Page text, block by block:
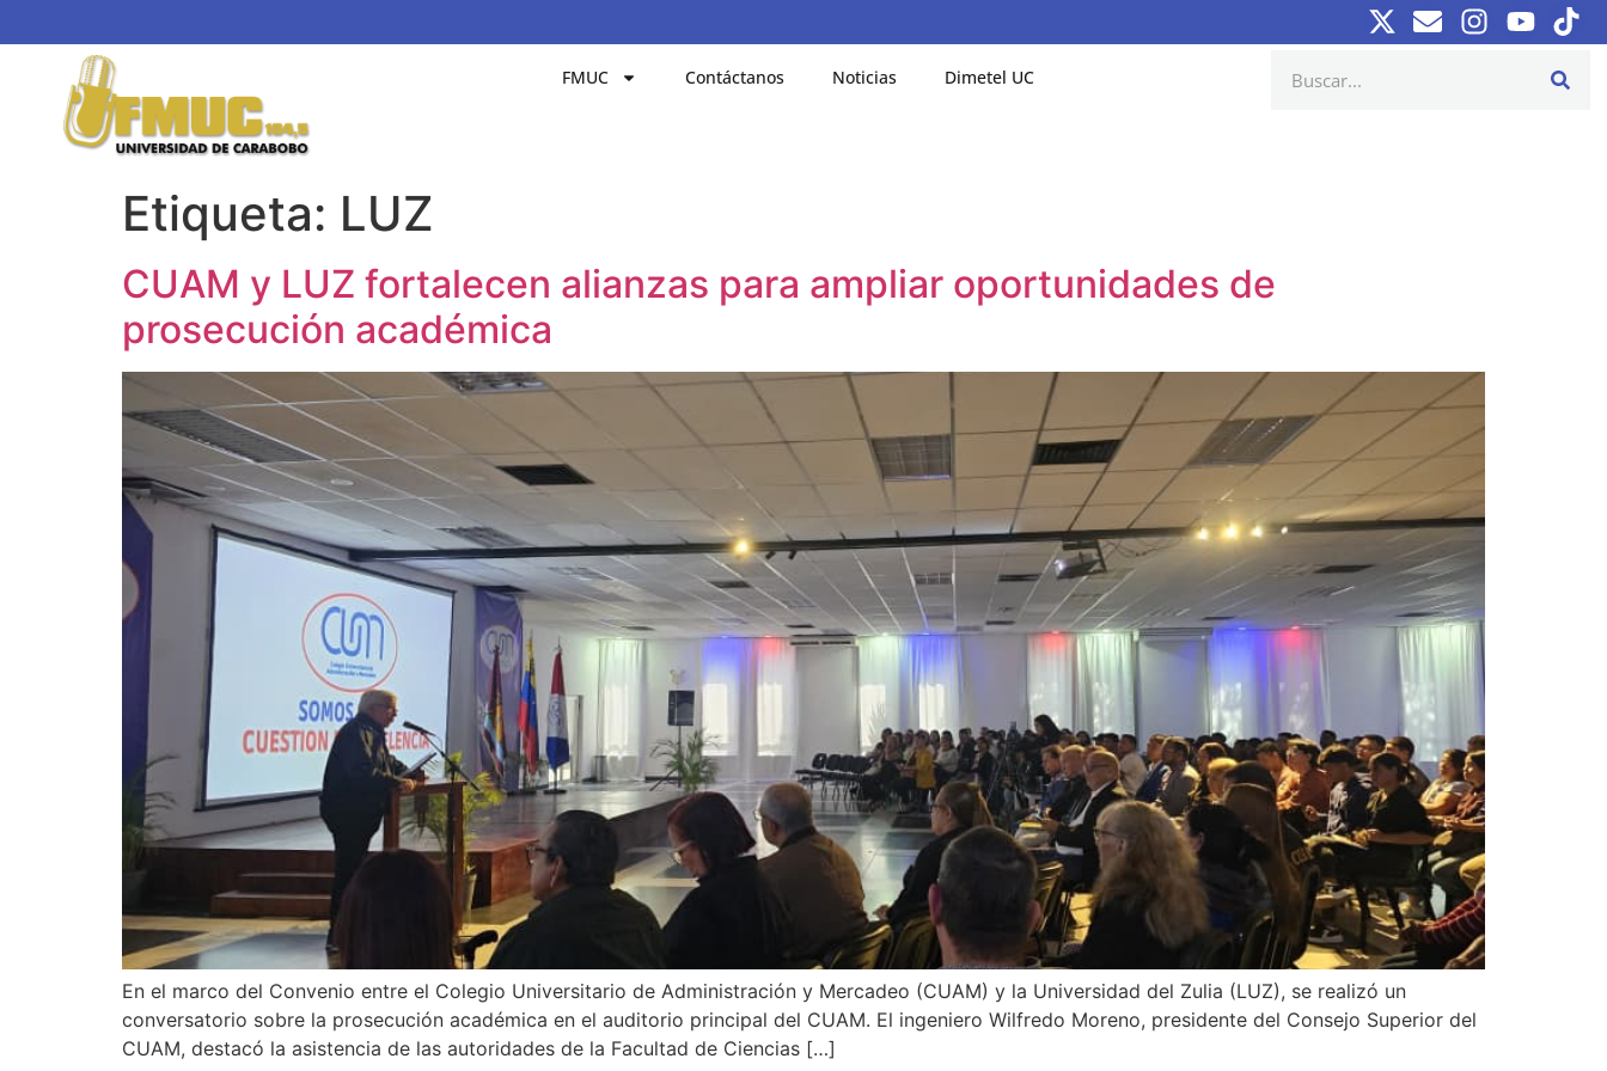
FMUC Contáctanos Noticias Dimetel UC
Etiqueta: LUZ
CUAM y LUZ fortalecen alianzas para ampliar oportunidades de
prosecución académica
En el marco del Convenio entre el Colegio Universitario de Administración y Mercadeo (CUAM) y la Universidad del Zulia (LUZ), se realizó un
conversatorio sobre la prosecución académica en el auditorio principal del CUAM. El ingeniero Wilfredo Moreno, presidente del Consejo Superior del
CUAM, destacó la asistencia de las autoridades de la Facultad de Ciencias […]